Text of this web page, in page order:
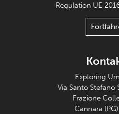
Regulation UE
Exploring
Via Santo Stefano
Frazione
Cannara